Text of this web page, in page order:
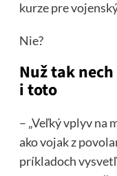
kurze pre
Nie?
Nuž tak
i toto
– „Veľký vplyv na
ako vojak z
príkladoch